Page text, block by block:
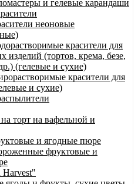
и гелевые карандаши
неоновые
красители для
изделий (тортов, крема, безе,
(гелевые и сухие)
красители для
и сухие)
торт на вафельной и
и ягодные пюре
фруктовые и